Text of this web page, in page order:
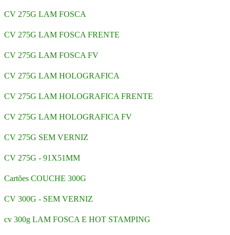
CV 275G LAM FOSCA
CV 275G LAM FOSCA FRENTE
CV 275G LAM FOSCA FV
CV 275G LAM HOLOGRAFICA
CV 275G LAM HOLOGRAFICA FRENTE
CV 275G LAM HOLOGRAFICA FV
CV 275G SEM VERNIZ
CV 275G - 91X51MM
Cartões COUCHE 300G
CV 300G - SEM VERNIZ
cv 300g LAM FOSCA E HOT STAMPING